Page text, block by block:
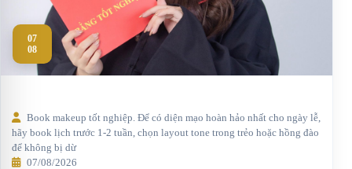
07
08
Book makeup tốt nghiệp. Để có diện mạo hoàn hảo nhất cho ngày lễ,
hãy book lịch trước 1-2 tuần, chọn layout tone trong trẻo hoặc hồng đào
để không bị dừ
07/08/2026